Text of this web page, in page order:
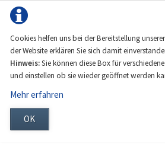
Cookies helfen uns bei der Bereitstellung
der Website erklären Sie sich damit
Hinweis:Sie können diese Box für
und einstellen ob sie wieder geöffnet werden
Mehr erfahren
OK